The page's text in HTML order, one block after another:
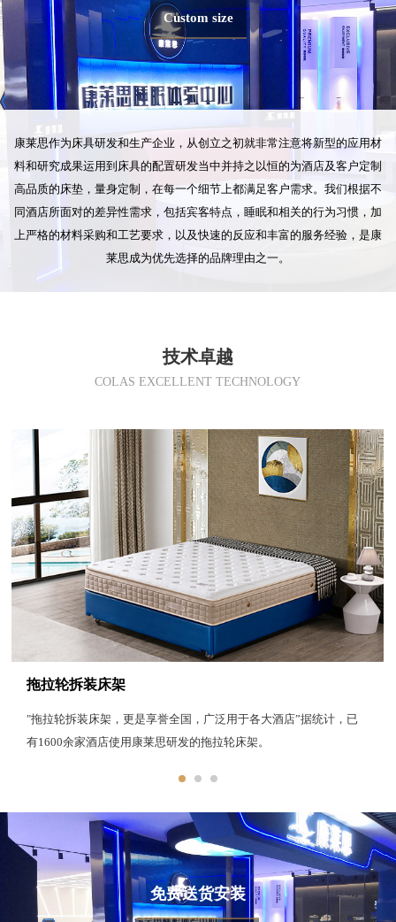
Custom size
康莱思作为床具研发和生产企业，从创立之初就非常注意将新型的应用材
料和研究成果运用到床具的配置研发当中并持之以恒的为酒店及客户定制
高品质的床垫，量身定制，在每一个细节上都满足客户需求。我们根据不
同酒店所面对的差异性需求，包括宾客特点，睡眠和相关的行为习惯，加
上严格的材料采购和工艺要求，以及快速的反应和丰富的服务经验，是康
莱思成为优先选择的品牌理由之一。
技术卓越
COLAS EXCELLENT TECHNOLOGY
拖拉轮拆装床架
"拖拉轮拆装床架，更是享誉全国，广泛用于各大酒店”据统计，已
有1600余家酒店使用康莱思研发的拖拉轮床架。
免费送货安装